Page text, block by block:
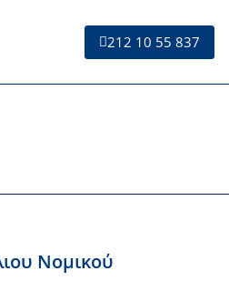
212 10 55 837
Νομικού